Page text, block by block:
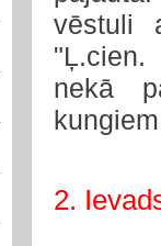
vēstuli
"Ļ.cien.
nekā
2.